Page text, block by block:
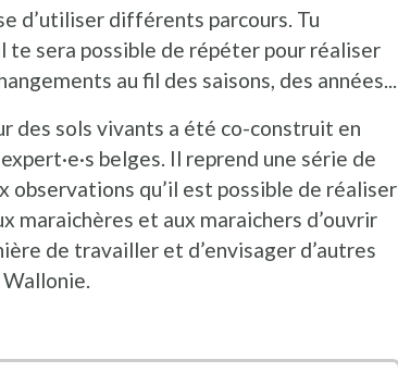
d’utiliser différents parcours. Tu
te sera possible de répéter pour réaliser
au fil des saisons, des années...
des sols vivants a été co-construit en
belges. Il reprend une série de
observations qu’il est possible de réaliser
maraichères et aux maraichers d’ouvrir
de travailler et d’envisager d’autres
Wallonie.